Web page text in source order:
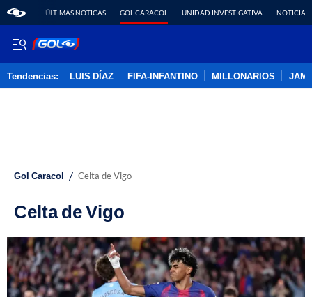
ÚLTIMAS NOTICAS GOL CARACOL UNIDAD INVESTIGATIVA NOTICIAS
Tendencias: LUIS DÍAZ FIFA-INFANTINO MILLONARIOS
Gol Caracol / Celta de Vigo
Celta de Vigo